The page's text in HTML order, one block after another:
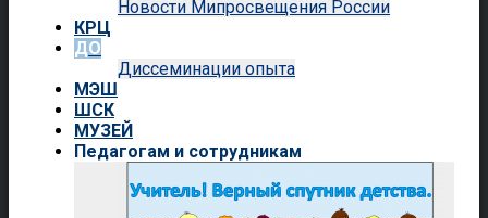
Новости Мипросвещения России
КРЦ
ДО
Диссеминации опыта
МЭШ
ШСК
МУЗЕЙ
Педагогам и сотрудникам